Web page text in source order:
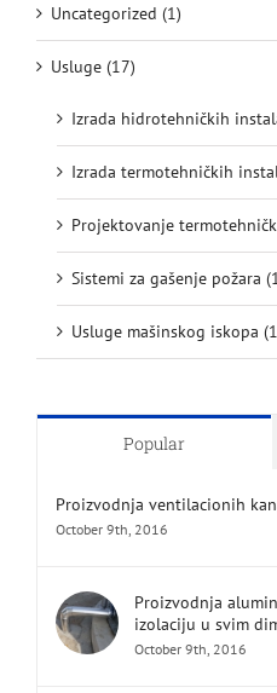
Uncategorized (1)
Usluge (17)
Izrada hidrotehničkih
Izrada termotehničkih
Projektovanje
Sistemi za gašenje požara
Usluge mašinskog iskopa
Popular
Proizvodnja ventilacionih
October 9th, 2016
Proizvodnja
izolaciju u svim
October 9th, 2016